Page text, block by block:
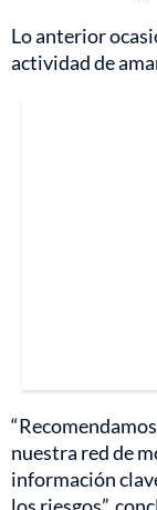
Lo anterior
actividad de
nuestra red de
información
los riesgos”,